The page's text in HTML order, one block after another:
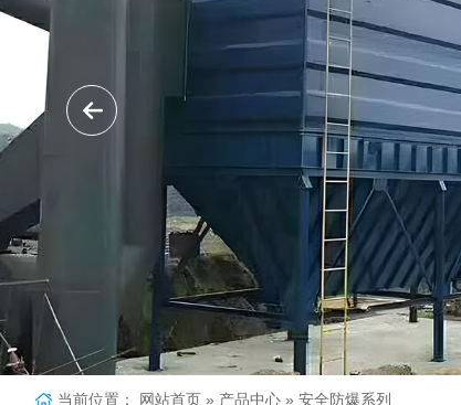
当前位置： 网站首页 » 产品中心 » 安全防爆系列